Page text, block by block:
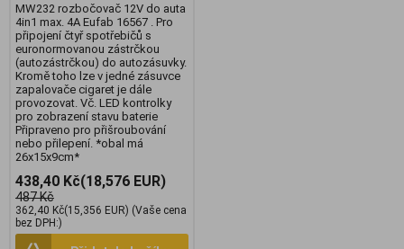
MW232 rozbočovač 12V do auta
4in1 max. 4A Eufab 16567 . Pro
připojení čtyř spotřebičů s
euronormovanou zástrčkou
(autozástrčkou) do autozásuvky.
Kromě toho lze v jedné zásuvce
zapalovače cigaret je dále
provozovat. Vč. LED kontrolky
pro zobrazení stavu baterie
Připraveno pro přišroubování
nebo přilepení. *obal má
26x15x9cm*
438,40 Kč(18,576 EUR)
487 Kč
362,40 Kč(15,356 EUR) (Vaše cena
bez DPH:)